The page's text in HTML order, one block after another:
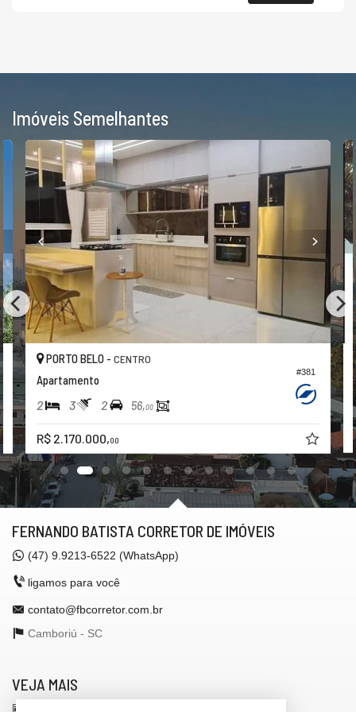
Imóveis Semelhantes
#381
PORTO BELO - CENTRO
Apartamento
2 3 2 56,00
R$ 2.170.000,00
FERNANDO BATISTA CORRETOR DE IMÓVEIS
(47) 9.9213-6522 (WhatsApp)
ligamos para você
contato@fbcorretor.com.br
Camboriú - SC
VEJA MAIS